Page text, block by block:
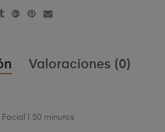
Valoraciones (0)
Facial | 50 minutos